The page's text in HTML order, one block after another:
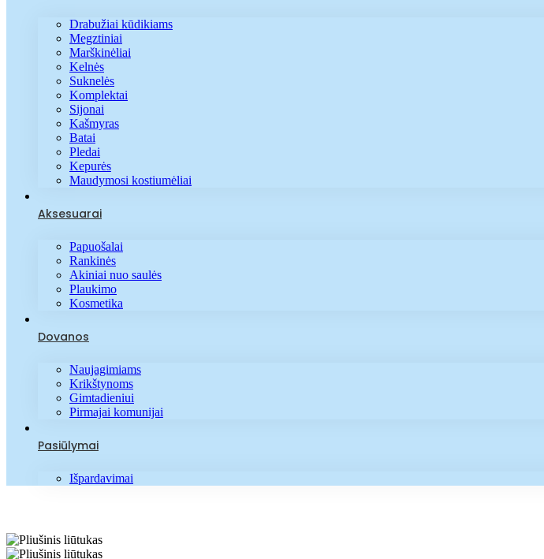
Drabužiai kūdikiams
Megztiniai
Marškinėliai
Kelnės
Suknelės
Komplektai
Sijonai
Kašmyras
Batai
Pledai
Kepurės
Maudymosi kostiumėliai
Aksesuarai
Papuošalai
Rankinės
Akiniai nuo saulės
Plaukimo
Kosmetika
Dovanos
Naujagimiams
Krikštynoms
Gimtadieniui
Pirmajai komunijai
Pasiūlymai
Išpardavimai